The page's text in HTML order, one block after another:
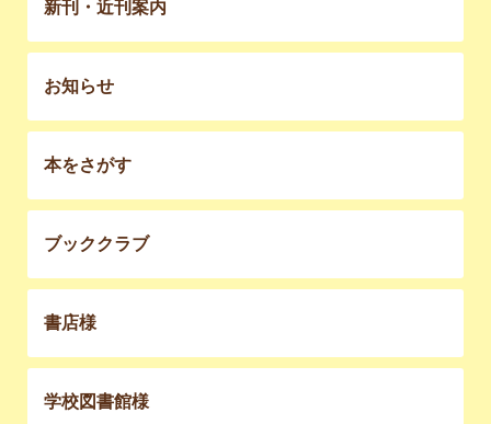
新刊・近刊案内
お知らせ
本をさがす
ブッククラブ
書店様
学校図書館様